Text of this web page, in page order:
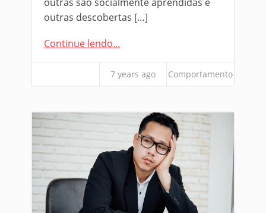
outras descobertas […]
Continue lendo...
7 years ago Comportamento